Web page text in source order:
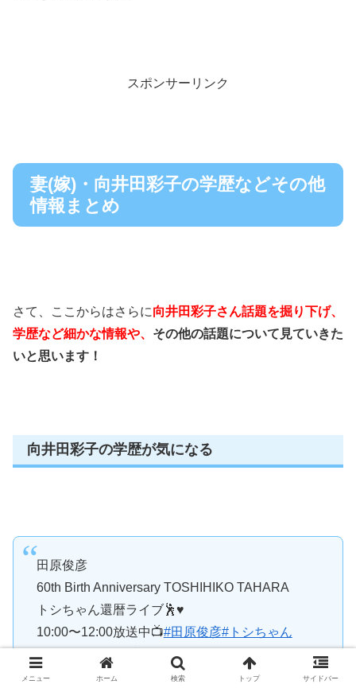
スポンサーリンク
妻(嫁)・向井田彩子の学歴などその他
情報まとめ
さて、ここからはさらに向井田彩子さん話題を掘り下げ、
学歴など細かな情報や、 その他の話題について見ていきた
いと思います！
向井田彩子の学歴が気になる
田原俊彦
60th Birth Anniversary TOSHIHIKO TAHARA
トシちゃん還暦ライブ🕺♥️
10:00〜12:00放送中📺#田原俊彦#トシちゃん
#WOWOWライブ
#国際フォーラム
pic.twitter.com/tbcA1w506k
メニュー ホーム 検索 トップ サイドバー